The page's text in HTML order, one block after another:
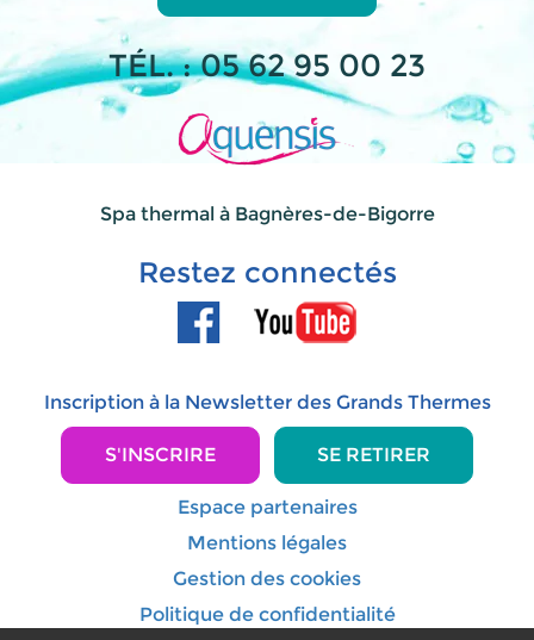
TÉL. : 05 62 95 00 23
Spa thermal à Bagnères-de-Bigorre
Restez connectés
Inscription à la Newsletter des Grands Thermes
S'INSCRIRE SE RETIRER
Espace partenaires
Mentions légales
Gestion des cookies
Politique de confidentialité